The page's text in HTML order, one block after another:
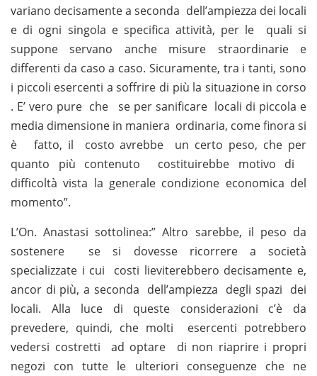
variano decisamente a seconda dell’ampiezza dei locali
e di ogni singola e specifica attività, per le quali si
suppone servano anche misure straordinarie e
differenti da caso a caso. Sicuramente, tra i tanti, sono
i piccoli esercenti a soffrire di più la situazione in corso
. E’ vero pure che se per sanificare locali di piccola e
media dimensione in maniera ordinaria, come finora si
è fatto, il costo avrebbe un certo peso, che per
quanto più contenuto costituirebbe motivo di
difficoltà vista la generale condizione economica del
momento”.
L’On. Anastasi sottolinea:” Altro sarebbe, il peso da
sostenere se si dovesse ricorrere a società
specializzate i cui costi lieviterebbero decisamente e,
ancor di più, a seconda dell’ampiezza degli spazi dei
locali. Alla luce di queste considerazioni c’è da
prevedere, quindi, che molti esercenti potrebbero
vedersi costretti ad optare di non riaprire i propri
negozi con tutte le ulteriori conseguenze che ne